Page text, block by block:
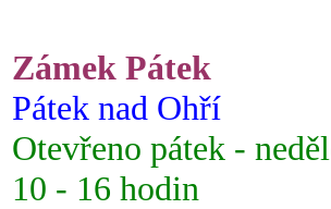
Zámek Pátek
Pátek nad Ohří
Otevřeno pátek -
10 - 16 hodin